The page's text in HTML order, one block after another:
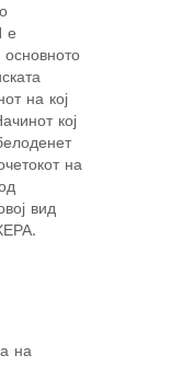
е
на кој
кој
на
вид
на